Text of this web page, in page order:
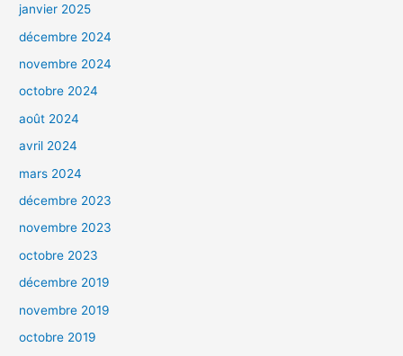
janvier 2025
décembre 2024
novembre 2024
octobre 2024
août 2024
avril 2024
mars 2024
décembre 2023
novembre 2023
octobre 2023
décembre 2019
novembre 2019
octobre 2019